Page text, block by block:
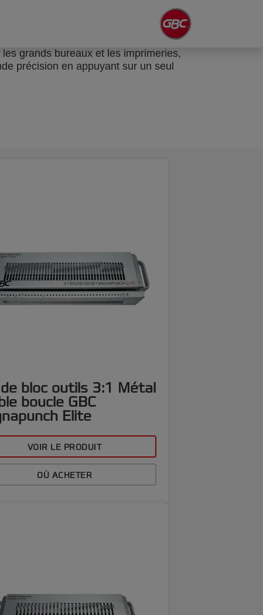
grands bureaux et les imprimeries,
précision en appuyant sur un seul
bloc outils 3:1 Métal
boucle GBC
Elite
VOIR LE PRODUIT
OÙ ACHETER